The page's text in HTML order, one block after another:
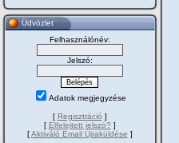
Üdvözlet
Felhasználónév:
Jelszó:
Adatok megjegyzése
[ Regisztráció ]
[ Elfelejtett jelszó? ]
[Aktiváló Email Újraküldése ]